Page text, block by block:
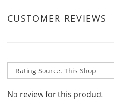
CUSTOMER REVIEWS
No review for this product